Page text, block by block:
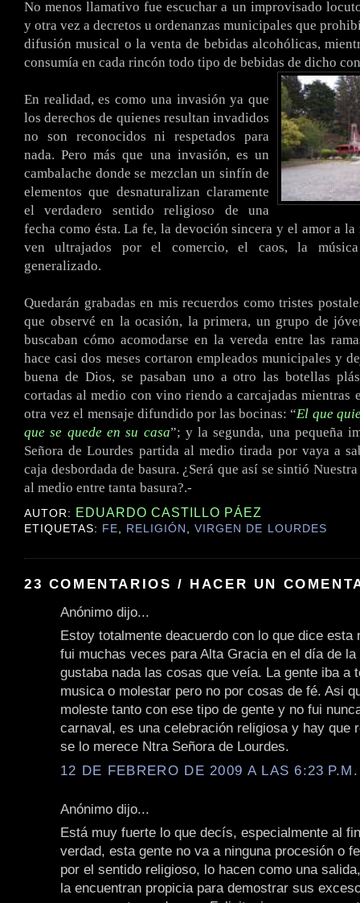
No menos llamativo fue escuchar a un improvisado
y otra vez a decretos u ordenanzas municipales que
difusión musical o la venta de bebidas alcohólicas,
consumía en cada rincón todo tipo de bebidas de dicho
En realidad, es como una invasión ya que
los derechos de quienes resultan invadidos
no son reconocidos ni respetados para
nada. Pero más que una invasión, es un
cambalache donde se mezclan un sinfín de
elementos que desnaturalizan claramente
el verdadero sentido religioso de una
fecha como ésta. La fe, la devoción sincera y el amor a la
ven ultrajados por el comercio, el caos, la
generalizado.
Quedarán grabadas en mis recuerdos como tristes
que observé en la ocasión, la primera, un grupo de
buscaban cómo acomodarse en la vereda entre las
hace casi dos meses cortaron empleados municipales y
buena de Dios, se pasaban uno a otro las botellas
cortadas al medio con vino riendo a carcajadas mientras
otra vez el mensaje difundido por las bocinas: “El que
que se quede en su casa”; y la segunda, una pequeña
Señora de Lourdes partida al medio tirada por vaya a
caja desbordada de basura. ¿Será que así se sintió
al medio entre tanta basura?.-
AUTOR: EDUARDO CASTILLO PÁEZ
ETIQUETAS: FE, RELIGIÓN ,VIRGEN DE LOURDES
23 COMENTARIOS / HACER UN
Anónimo dijo...
Estoy totalmente deacuerdo con lo que dice esta
fui muchas veces para Alta Gracia en el día de
gustaba nada las cosas que veía. La gente iba a
musica o molestar pero no por cosas de fé. Asi
moleste tanto con ese tipo de gente y no fui
carnaval, es una celebración religiosa y hay que
se lo merece Ntra Señora de Lourdes.
12 DE FEBRERO DE 2009 A LAS 6:23 P.M.
Anónimo dijo...
Está muy fuerte lo que decís, especialmente al
verdad, esta gente no va a ninguna procesión o
por el sentido religioso, lo hacen como una
la encuentran propicia para demostrar sus